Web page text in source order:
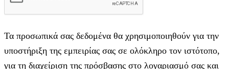
Τα προσωπικά σας δεδομένα θα χρησιμοποιηθούν για την
υποστήριξη της εμπειρίας σας σε ολόκληρο τον ιστότοπο,
για τη διαχείριση της πρόσβασης στο λογαριασμό σας και